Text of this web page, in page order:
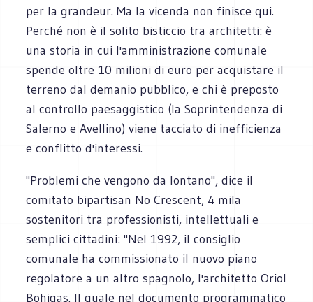
per la grandeur. Ma la vicenda non finisce qui.
Perché non è il solito bisticcio tra architetti: è
una storia in cui l'amministrazione comunale
spende oltre 10 milioni di euro per acquistare il
terreno dal demanio pubblico, e chi è preposto
al controllo paesaggistico (la Soprintendenza di
Salerno e Avellino) viene tacciato di inefficienza
e conflitto d'interessi.
"Problemi che vengono da lontano", dice il
comitato bipartisan No Crescent, 4 mila
sostenitori tra professionisti, intellettuali e
semplici cittadini: "Nel 1992, il consiglio
comunale ha commissionato il nuovo piano
regolatore a un altro spagnolo, l'architetto Oriol
Bohigas. Il quale nel documento programmatico